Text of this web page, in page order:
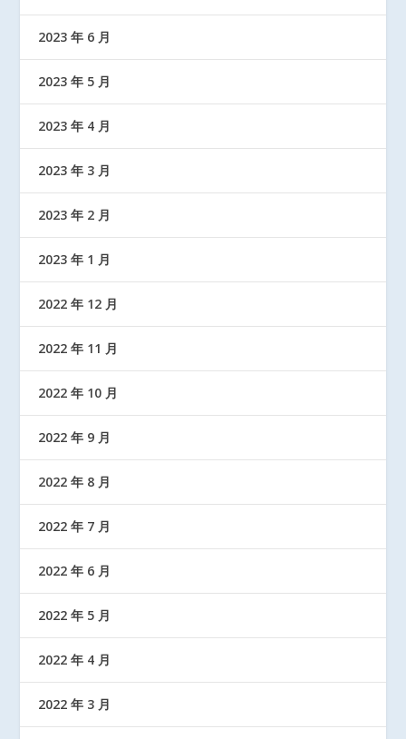
2023 年 6 月
2023 年 5 月
2023 年 4 月
2023 年 3 月
2023 年 2 月
2023 年 1 月
2022 年 12 月
2022 年 11 月
2022 年 10 月
2022 年 9 月
2022 年 8 月
2022 年 7 月
2022 年 6 月
2022 年 5 月
2022 年 4 月
2022 年 3 月